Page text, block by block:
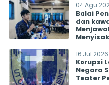
04 Agu
Balai
dan
16 Jul 2026
Korupsi
Negara
Teater